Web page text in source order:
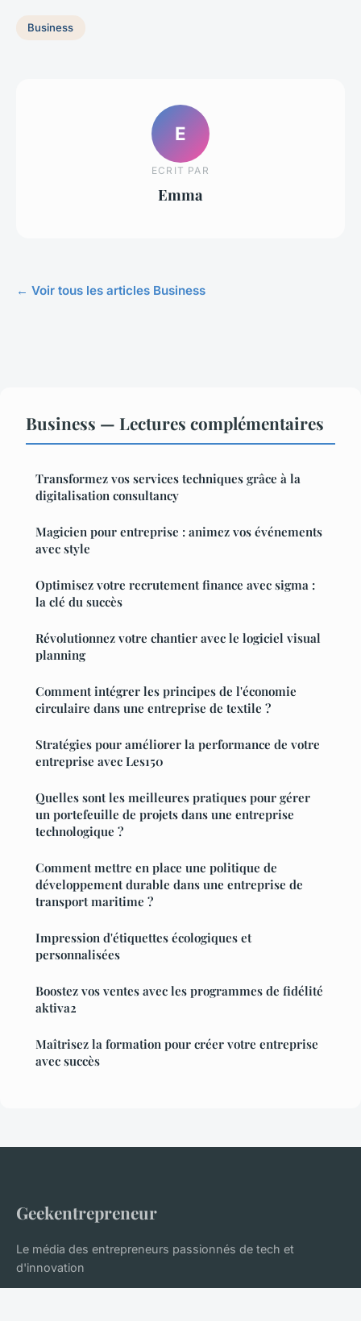
Business
E
ECRIT PAR
Emma
← Voir tous les articles Business
Business — Lectures complémentaires
Transformez vos services techniques grâce à la
digitalisation consultancy
Magicien pour entreprise : animez vos événements
avec style
Optimisez votre recrutement finance avec sigma :
la clé du succès
Révolutionnez votre chantier avec le logiciel visual
planning
Comment intégrer les principes de l'économie
circulaire dans une entreprise de textile ?
Stratégies pour améliorer la performance de votre
entreprise avec Les150
Quelles sont les meilleures pratiques pour gérer
un portefeuille de projets dans une entreprise
technologique ?
Comment mettre en place une politique de
développement durable dans une entreprise de
transport maritime ?
Impression d'étiquettes écologiques et
personnalisées
Boostez vos ventes avec les programmes de fidélité
aktiva2
Maîtrisez la formation pour créer votre entreprise
avec succès
Geekentrepreneur
Le média des entrepreneurs passionnés de tech et
d'innovation